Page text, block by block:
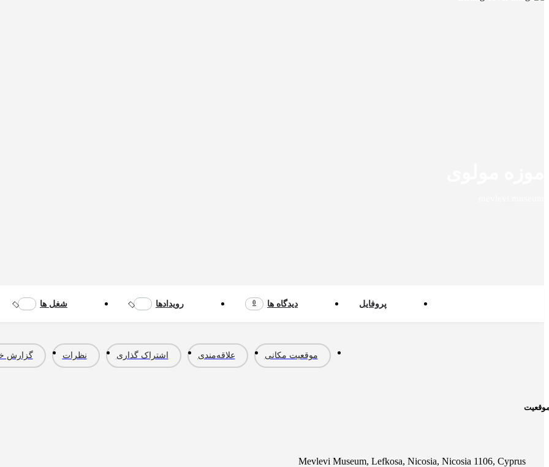
پروفایل دیدگاه ها 0 رویدادها شغل ها
موقعیت مکانی علاقه‌مندی اشتراک گذاری نظرات گزارش
Mevlevi Museum, Lefkosa, Nicosia, Nicosia 1106, Cyprus